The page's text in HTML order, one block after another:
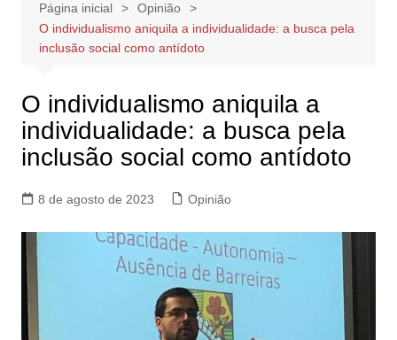
Página inicial
Opinião
O individualismo aniquila a individualidade: a busca pela
inclusão social como antídoto
O individualismo aniquila a
individualidade: a busca pela
inclusão social como antídoto
8 de agosto de 2023 Opinião